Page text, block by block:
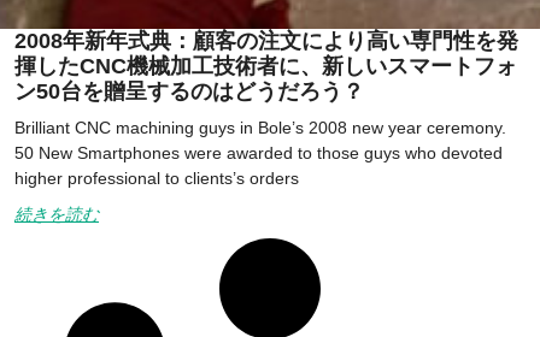
2008年新年式典：顧客の注文により高い専門性を発
揮したCNC機械加工技術者に、新しいスマートフォ
ン50台を贈呈するのはどうだろう？
Brilliant CNC machining guys in Bole’s 2008 new year ceremony.
50 New Smartphones were awarded to those guys who devoted
higher professional to clients’s orders
続きを読む